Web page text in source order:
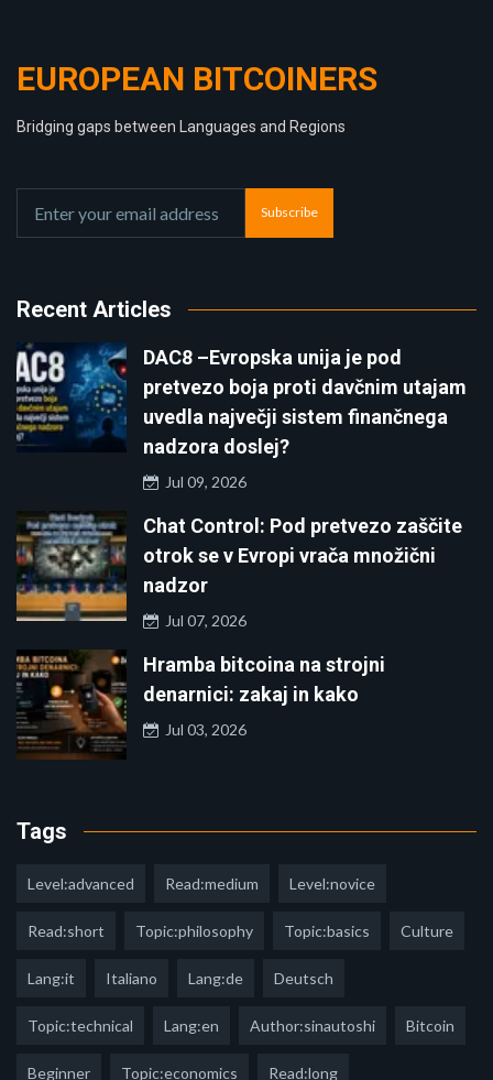
EUROPEAN BITCOINERS
Bridging gaps between Languages and Regions
Subscribe
Recent Articles
DAC8 –Evropska unija je pod
pretvezo boja proti davčnim utajam
uvedla največji sistem finančnega
nadzora doslej?
Jul 09, 2026
Chat Control: Pod pretvezo zaščite
otrok se v Evropi vrača množični
nadzor
Jul 07, 2026
Hramba bitcoina na strojni
denarnici: zakaj in kako
Jul 03, 2026
Tags
Level:advanced Read:medium Level:novice
Read:short Topic:philosophy Topic:basics Culture
Lang:it Italiano Lang:de Deutsch
Topic:technical Lang:en Author:sinautoshi Bitcoin
Beginner Topic:economics Read:long